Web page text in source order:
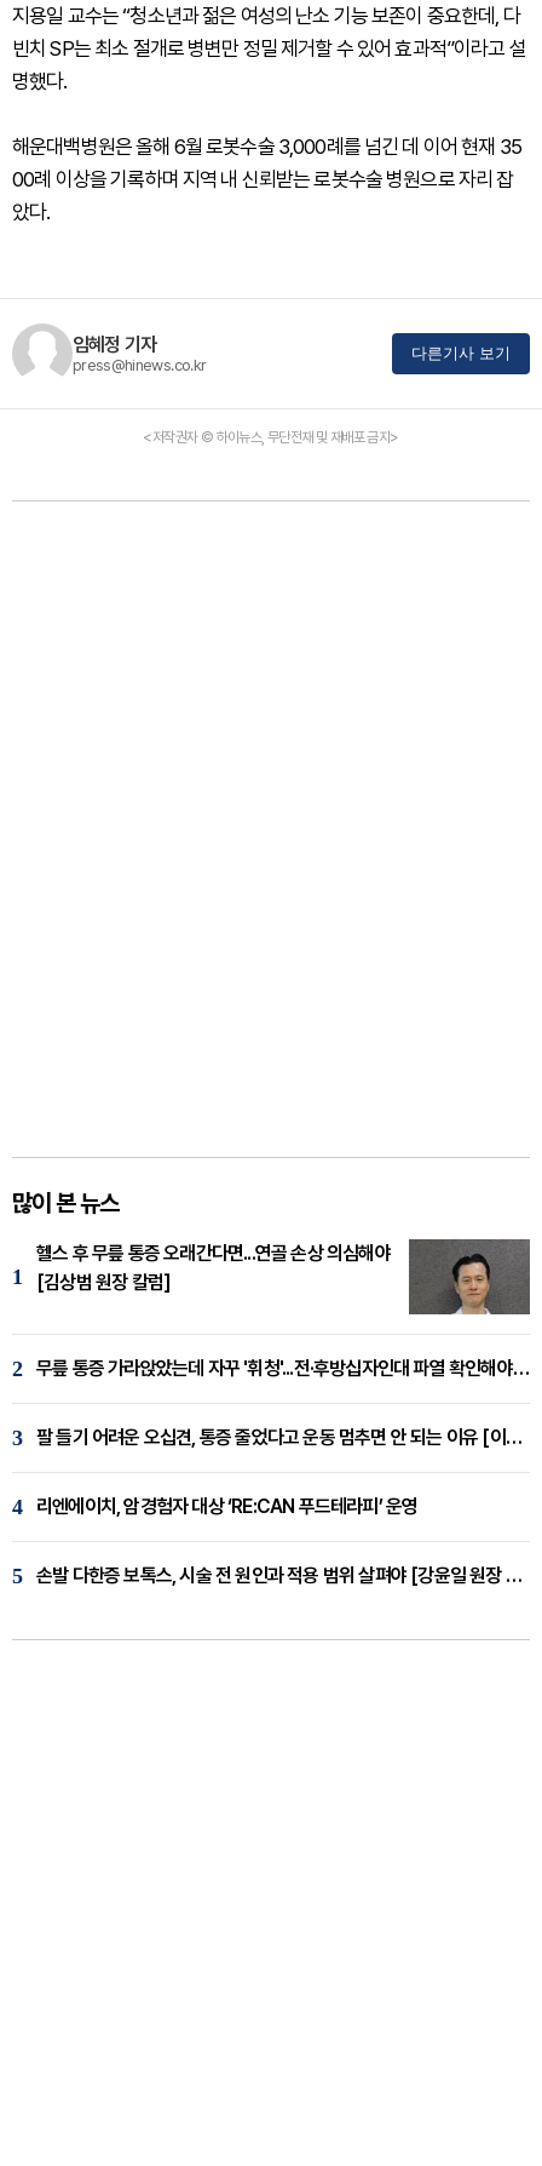
지용일 교수는 “청소년과 젊은 여성의 난소 기능 보존이 중요한데, 다
빈치 SP는 최소 절개로 병변만 정밀 제거할 수 있어 효과적”이라고 설
명했다.
해운대백병원은 올해 6월 로봇수술 3,000례를 넘긴 데 이어 현재 35
00례 이상을 기록하며 지역 내 신뢰받는 로봇수술 병원으로 자리 잡
았다.
임혜정 기자
press@hinews.co.kr
다른기사 보기
<저작권자 © 하이뉴스, 무단전재 및 재배포 금지>
많이 본 뉴스
1
헬스 후 무릎 통증 오래간다면...연골 손상 의심해야
[김상범 원장 칼럼]
2 무릎 통증 가라앉았는데 자꾸 '휘청'...전·후방십자인대 파열 확인해야 [곽우경 원장 칼럼]
3 팔 들기 어려운 오십견, 통증 줄었다고 운동 멈추면 안 되는 이유 [이병욱 원장 칼럼]
4 리엔에이치, 암경험자 대상 ‘RE:CAN 푸드테라피’ 운영
5 손발 다한증 보톡스, 시술 전 원인과 적용 범위 살펴야 [강윤일 원장 칼럼]